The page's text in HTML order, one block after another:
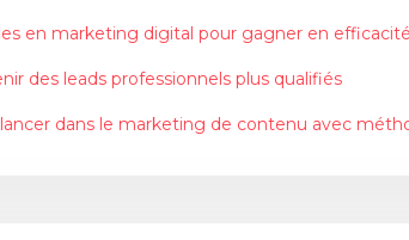
en marketing digital pour gagner en efficacité
des leads professionnels plus qualifiés
dans le marketing de contenu avec